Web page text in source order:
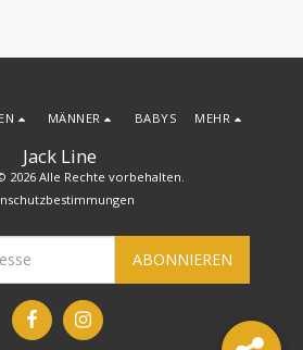
Jack Line
2026 Alle Rechte vorbehalten.
MÄNNER BABYS MEHR
ABONNIEREN